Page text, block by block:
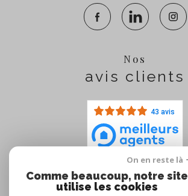
Nos
avis clients
43 avis
Nous
On en reste là
Comme beaucoup, notre site
utilise les cookies